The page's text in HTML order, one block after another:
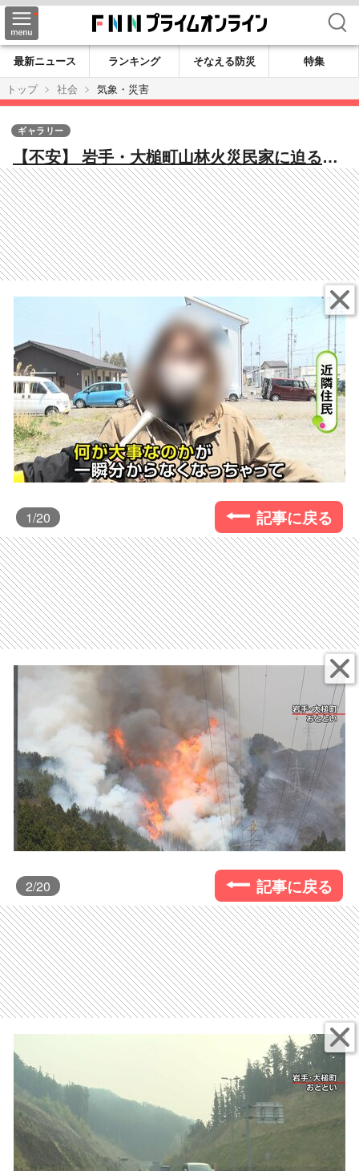
検索
最新ニュース ランキング そなえる防災
特集
トップ
社会 気象・災害
【不安】 岩手・大槌町山林火災民家に迫る火
の手…避難に悩む家族を取材 鎮火のめど
は？
ギャラリー
1/20 記事に戻る
2/20 記事に戻る